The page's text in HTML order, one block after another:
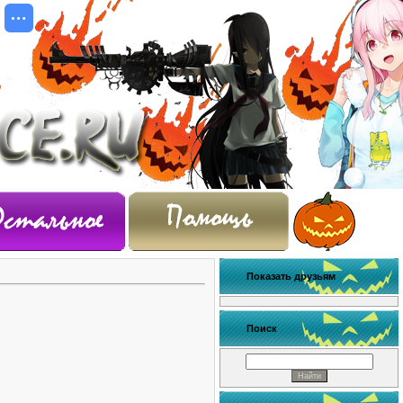
Показать друзьям
Поиск